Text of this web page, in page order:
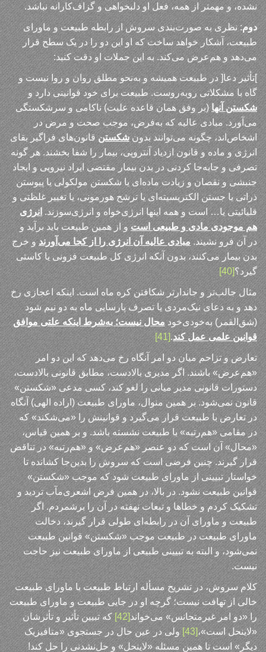
نشده، و مهمتر از همه، فعل او دلبخواهی و گزاف‌کارانه نباشد.
دوم: نظری به صورت‌بندی سروش از رابطه طبیعت و ماورای
طبیعت، آشکار خواهد ساخت که او این دو را در یک سطح قرار
می‌دهد و هم‌عرض می‌کند. به این جملات او دقت کنید:
]تأثیر دعا[ در طبیعت همیشه و به‌نحو مطلق روان و روا نیست و
گاه با مشکلاتی روبه‌روست. طبیعت برای خود قوانینی دارد و
شکستن آنها(بر وفق همان قاعده علیت) ناکامی و سرشکستگی
می‌آورد. مبادی عالیه که به‌فرض، موجب صحت و مرض در
اشخاص‌اند، چگونه می‌توانند بدونشکستنقانون‌های فراگیر بقای
انرژی و ماده و قانون ازدیاد آنتروپی، بیمار را شفا بخشند. هر گونه
تصرفی و جابه‌جا کردنی در بدن بیمار مقتضی ایراد نیرویی و ایجاد
جنبشی و نقصان و زیادت ماده‌ای یا شکستن مولکولی یا پیوستن
ذراتی یا جستن الکتریسیته‌ای یا ترشح هورمونی، یا تغییر غلظتی و
قلیائیتی یا… است و همه اینها انرژی‌خواه و انرژی‌سوزند.انرژی
هم موجودی مادی و طبیعی‌ استو از همین طبیعت باید برآید و
در آن فرو نشیند.مبادی عالیه آن انرژی را از کجا می‌آورندو خرج
بدن بیمار می‌کنند، بدون آنکه انرژی کل طبیعت فزونی یا کاستی
گیرد؟[40]
مثال جالب‌تر و جاندارتر شکافتن کره ماه است. اینکه اعجازی رخ
دهد و به دعای نیک‌مردی یا تصرف پارسایی ماه به دو نیم شود
(شق‌القمر) به‌خودی‌خودمحال نیست؛ به‌شرط اینکه علتی موافق
قوانین علمی عمل کند.
[41]
تعارض و تزاحم میان دو امر آنگاه رخ می‌دهد که این دو امر
«هم‌عرض» باشند. اگر مدیری بالادست، مطابق قانونی بالادست،
دستورات قانونی مدیر میانی را لغو کند، کسی مدعی «شکستن»
قانون نمی‌شود. بر همین منوال، ماورای طبیعت (اراده الهی) آنگاه
در تعارض با طبیعت قرار می‌گیرد و قوانینش را «می‌شکند» که
در مقامی «هم‌رتبه» با طبیعت نشسته باشد. و بر همین قیاس،
«محال» آن است که دو عنصر «هم‌عرض» و «هم‌رتبه» در تناقض
قرار گیرند. چنین فرضی است که سروش را بدین‌جا کشانده تا
خواستار تبیینی از ماورای طبیعت شود که موجب «شکستن»
قوانین طبیعت نشود. در بالا، در همین فرض اشعری‌مآب تردید و
تشکیک کردم و خطاها و تبعات نهفته در آن را برشمردم. اگر
طبیعت و ماورای آن در رابطه‌ای طولی قرار گیرند، دخالت
ماورای طبیعت در طبیعت موجب «شکستن» قوانین طبیعت
نمی‌شود، و البته به تبیینی طبیعی از ماورای طبیعت نیز حاجت
نیست.
کلام سروش، در تشریح مسأله ارتباط طبیعت با ماورای طبیعت
خالی از تهافت نیست؛ گرچه او در جایی طبیعت و ماورای طبیعت
را «دو امر غیرمتجانس» می‌خواند[42]
که تبیین تأثیر و تأثرشان
«لاینحل است»،[43]
ولی در عین حال در جستجوی «متافیزیک
دیگر» است تا همین مسئله «لاینحل» و حل‌نشدنی را حل کند!